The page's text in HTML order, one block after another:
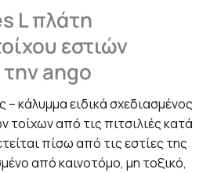
L πλάτη
εστιών
ango
κάλυμμα ειδικά σχεδιασμένος
τοίχων από τις πιτσιλιές κατά
πίσω από τις εστίες της
από καινοτόμο, μη τοξικό,